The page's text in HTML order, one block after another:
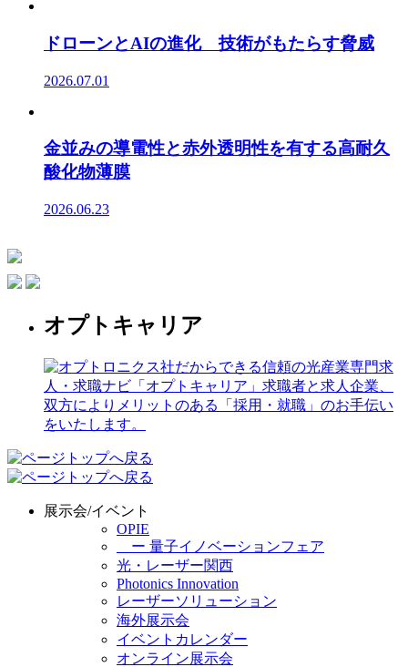
ドローンとAIの進化 技術がもたらす脅威
2026.07.01
金並みの導電性と赤外透明性を有する高耐久
酸化物薄膜
2026.06.23
オプトキャリア
展示会/イベント
OPIE
ー 量子イノベーションフェア
光・レーザー関西
Photonics Innovation
レーザーソリューション
海外展示会
イベントカレンダー
オンライン展示会